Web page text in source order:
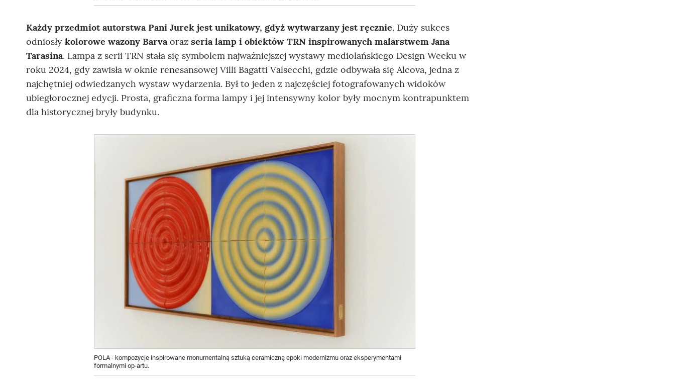
Każdy przedmiot autorstwa Pani Jurek jest unikatowy, gdyż wytwarzany jest ręcznie. Duży sukces
odniosły kolorowe wazony Barvaoraz seria lamp i obiektów TRN inspirowanych malarstwem Jana
Tarasina. Lampa z serii TRN stała się symbolem najważniejszej wystawy mediolańskiego Design Weeku w
roku 2024, gdy zawisła w oknie renesansowej Villi Bagatti Valsecchi, gdzie odbywała się Alcova, jedna z
najchętniej odwiedzanych wystaw wydarzenia. Był to jeden z najczęściej fotografowanych widoków
ubiegłorocznej edycji. Prosta, graficzna forma lampy i jej intensywny kolor były mocnym kontrapunktem
dla historycznej bryły budynku.
POLA - kompozycje inspirowane monumentalną sztuką ceramiczną epoki modernizmu oraz eksperymentami
formalnymi op-artu.